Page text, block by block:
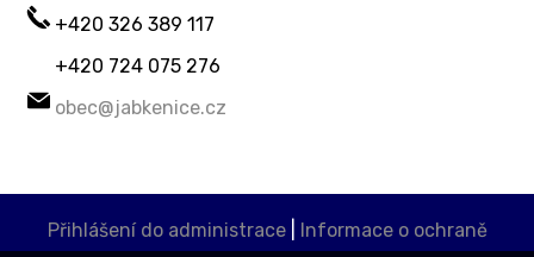
+420 326 389 117
+420 724 075 276
obec@jabkenice.cz
Přihlášení do administrace| Informace o ochraně